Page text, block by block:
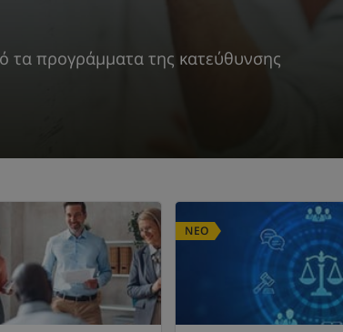
τα προγράμματα της κατεύθυνσης
ΝΕΟ